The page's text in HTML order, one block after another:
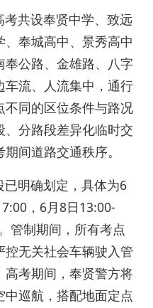
共设奉贤中学、致远
奉城高中、景秀高中
奉公路、金雄路、八字
流、人流集中，通行
同的区位条件与路况
分路段差异化临时交
间道路交通秩序。
明确划定，具体为6
，6月8日13:00-
管制期间，所有考点
控无关社会车辆驶入管
考期间，奉贤警方将
巡航，搭配地面定点